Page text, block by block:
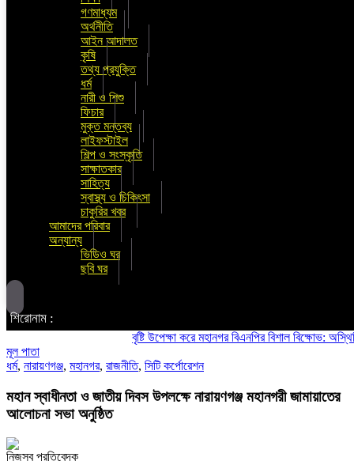
গণমাধ্যম
অর্থনীতি
আইন আদালত
কৃষি
তথ্য প্রযুক্তি
ধর্ম
নারী ও শিশু
ফিচার
মুক্ত মন্তব্য
লাইফস্টাইল
শিল্প ও সংস্কৃতি
সাক্ষাতকার
সাহিত্য
স্বাস্থ্য ও চিকিৎসা
চাকুরির খবর
আমাদের পরিবার
অন্যান্য
ভিডিও ঘর
ছবি ঘর
শিরোনাম :
বৃষ্টি উপেক্ষা করে মহানগর বিএনপির বিশাল বিক্ষোভ:
মূল পাতা
ধর্ম, নারায়ণগঞ্জ, মহানগর, রাজনীতি, সিটি কর্পোরেশন
মহান স্বাধীনতা ও জাতীয় দিবস উপলক্ষে নারায়ণগঞ্জ মহানগরী জামায়াতের
আলোচনা সভা অনুষ্ঠিত
নিজস্ব প্রতিবেদক